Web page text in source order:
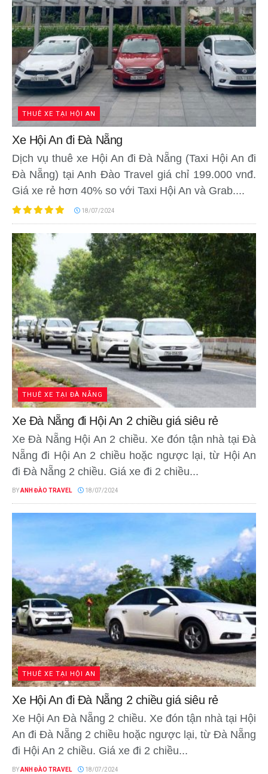
THUÊ XE TẠI HỘI AN
Xe Hội An đi Đà Nẵng
Dịch vụ thuê xe Hội An đi Đà Nẵng (Taxi Hội An đi
Đà Nẵng) tại Anh Đào Travel giá chỉ 199.000 vnđ.
Giá xe rẻ hơn 40% so với Taxi Hội An và Grab....
18/07/2024
THUÊ XE TẠI ĐÀ NẴNG
Xe Đà Nẵng đi Hội An 2 chiều giá siêu rẻ
Xe Đà Nẵng Hội An 2 chiều. Xe đón tận nhà tại Đà
Nẵng đi Hội An 2 chiều hoặc ngược lại, từ Hội An
đi Đà Nẵng 2 chiều. Giá xe đi 2 chiều...
BYANH ĐÀO TRAVEL 18/07/2024
THUÊ XE TẠI HỘI AN
Xe Hội An đi Đà Nẵng 2 chiều giá siêu rẻ
Xe Hội An Đà Nẵng 2 chiều. Xe đón tận nhà tại Hội
An đi Đà Nẵng 2 chiều hoặc ngược lại, từ Đà Nẵng
đi Hội An 2 chiều. Giá xe đi 2 chiều...
BYANH ĐÀO TRAVEL 18/07/2024